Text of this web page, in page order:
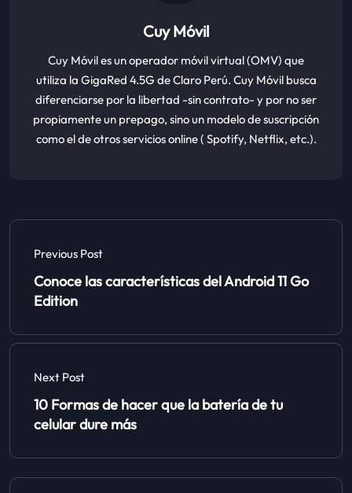
Cuy Móvil
Cuy Móvil es un operador móvil virtual (OMV) que
utiliza la GigaRed 4.5G de Claro Perú. Cuy Móvil busca
diferenciarse por la libertad -sin contrato- y por no ser
propiamente un prepago, sino un modelo de suscripción
como el de otros servicios online ( Spotify, Netflix, etc.).
Previous Post
Conoce las características del Android 11 Go
Edition
Next Post
10 Formas de hacer que la batería de tu
celular dure más